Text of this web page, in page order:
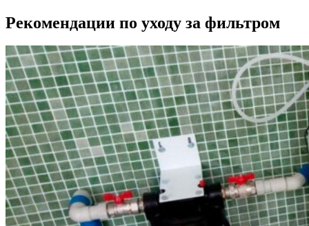
Рекомендации по уходу за фильтром